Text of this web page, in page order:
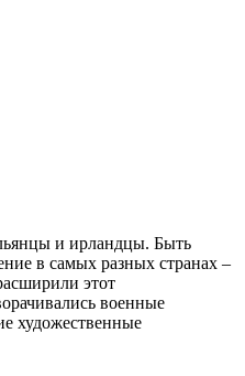
и ирландцы. Быть
в самых разных странах –
этот
военные
художественные